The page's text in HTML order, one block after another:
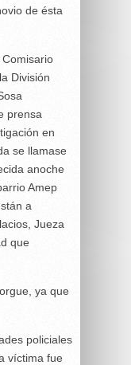
de ésta
División
prensa
en
se llamase
anoche
Amep
a
Jueza
que
ya que
policiales
víctima fue